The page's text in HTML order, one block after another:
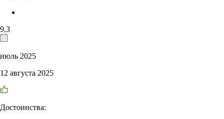
9,3
июль 2025
12 августа 2025
Достоинства: